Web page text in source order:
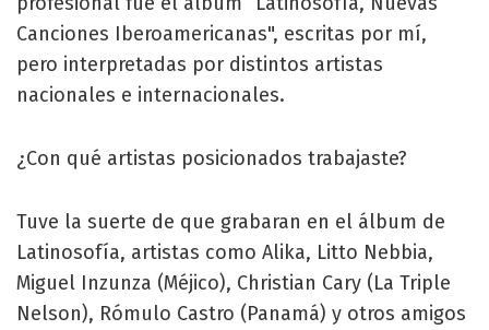
Canciones Iberoamericanas", escritas por mí,
pero interpretadas por distintos artistas
nacionales e internacionales.
¿Con qué artistas posicionados trabajaste?
Tuve la suerte de que grabaran en el álbum de
Latinosofía, artistas como Alika, Litto Nebbia,
Miguel Inzunza (Méjico), Christian Cary (La Triple
Nelson), Rómulo Castro (Panamá) y otros amigos